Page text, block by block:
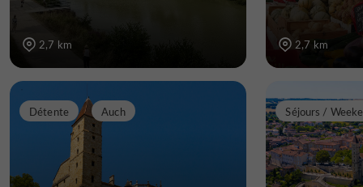
2,7 km 2,7 km
Détente Auch Séjours /